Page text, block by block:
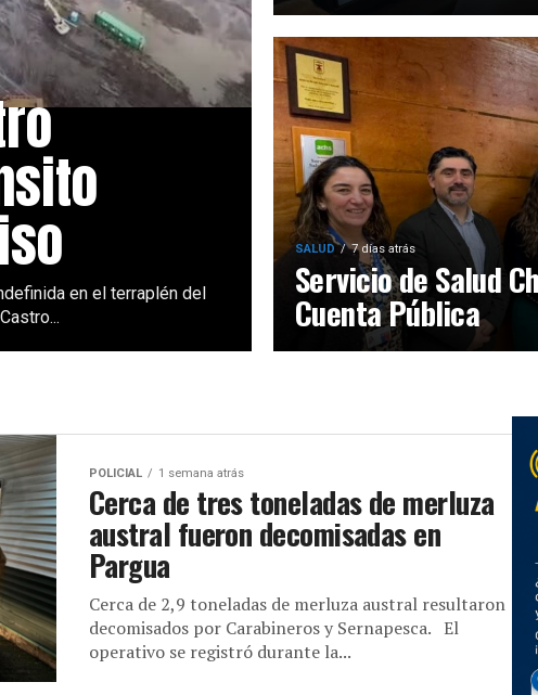
en el terraplén del
SALUD 7 días atrás
Servicio de Salud
Cuenta Pública
POLICIAL 1 semana atrás
Cerca de tres toneladas de merluza
austral fueron decomisadas en
Pargua
Cerca de 2,9 toneladas de merluza austral resultaron
decomisados por Carabineros y Sernapesca. El
operativo se registró durante la...